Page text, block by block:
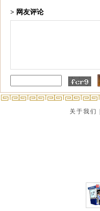
> 网友评论
关于我们